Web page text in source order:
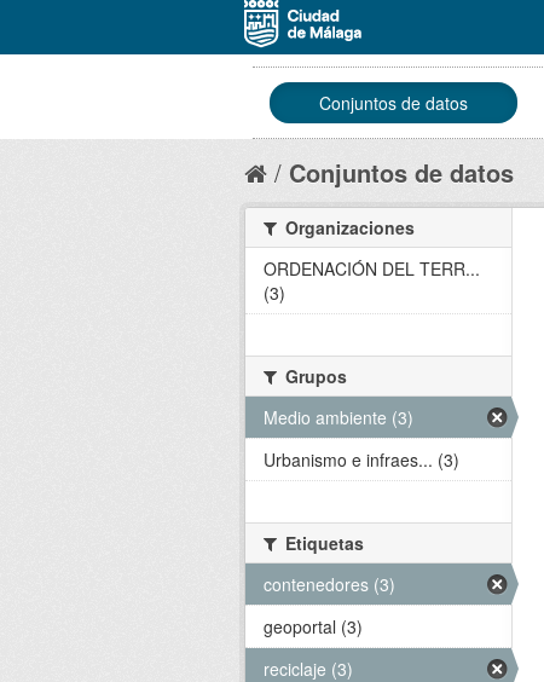
Conjuntos de datos
Conjuntos de datos
Organizaciones
ORDENACIÓN DEL TERR...
(3)
Grupos
Medio ambiente (3)
Urbanismo e infraes... (3)
Etiquetas
contenedores (3)
geoportal (3)
reciclaje (3)